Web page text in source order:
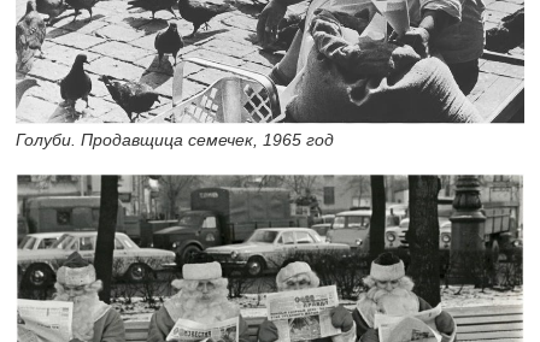
Голуби. Продавщица семечек, 1965 год